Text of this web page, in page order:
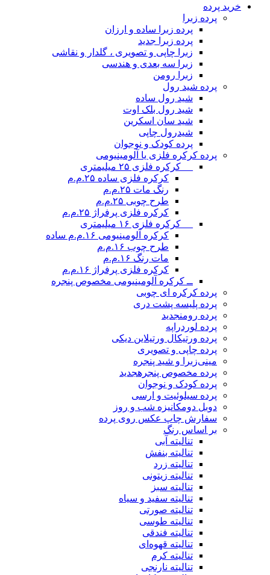
خرید پرده
پرده زبرا
پرده زبرا ساده و ارزان
پرده زبرا جدید
زبرا چاپی و تصویری ، گلدار و نقاشی
زبرا سه بعدی و هندسی
زبرا رومن
پرده شید رول
شید رول ساده
شید رول بلک اوت
شید سان اسکرین
شیدرول چاپی
پرده کودک و نوجوان
پرده کرکره فلزی یا آلومینیومی
__ کرکره فلزی ۲۵ میلیمتری
کرکره فلزی ساده ۲۵.م.م
رنگ مات ۲۵.م.م
طرح چوبی ۲۵.م.م
کرکره فلزی پرفراژ ۲۵.م.م
__ کرکره فلزی ۱۶ میلیمتری
کرکره آلومینیومی ۱۶.م.م ساده
طرح چوب ۱۶.م.م
مات رنگ ۱۶.م.م
کرکره فلزی پرفراژ ۱۶.م.م
ــ کرکره آلومینیومی مخصوص پنجره
پرده کرکره ای چوبی
پرده پلیسه پشت دری
پرده رومنجدید
پرده لوردراپه
پرده ورتیکال ورتیلاین دیکی
پرده چاپی و تصویری
مینی‌زبرا و شید پنجره
پرده مخصوص پنجره جدید
پرده کودک و نوجوان
پرده سیلوئیت و ارسی
دوبل دومکانیزه شب و روز
سفارش چاپ عکس روی پرده
بر اساس رنگ
تنالیته آبی
تنالیته بنفش
تنالیته زرد
تنالیته زیتونی
تنالیته سبز
تنالیته سفید و سیاه
تنالیته صورتی
تنالیته طوسی
تنالیته فندقی
تنالیته قهوه‌ای
تنالیته کرم
تنالیته نارنجی